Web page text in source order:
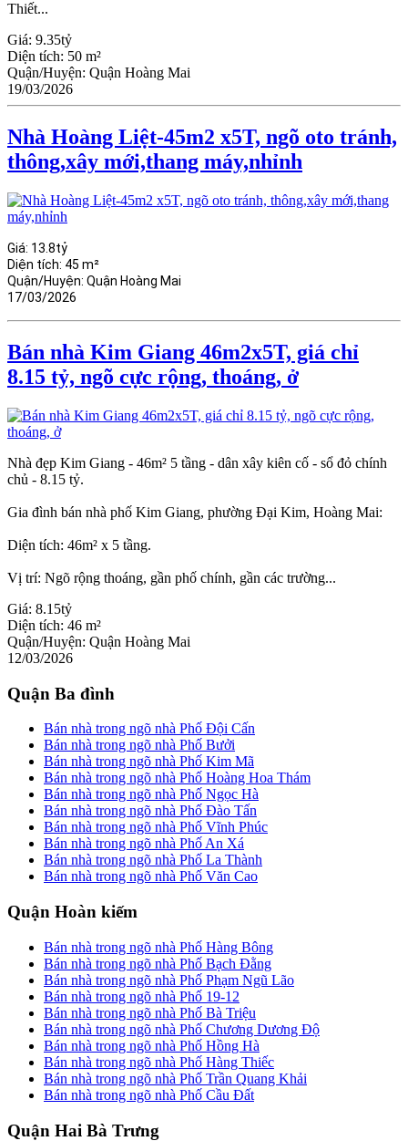
Thiết...
Giá: 9.35tỷ
Diện tích: 50 m²
Quận/Huyện: Quận Hoàng Mai
19/03/2026
Nhà Hoàng Liệt-45m2 x5T, ngõ oto tránh,
thông,xây mới,thang máy,nhỉnh
Giá: 13.8tỷ
Diện tích: 45 m²
Quận/Huyện: Quận Hoàng Mai
17/03/2026
Bán nhà Kim Giang 46m2x5T, giá chỉ
8.15 tỷ, ngõ cực rộng, thoáng, ở
Nhà đẹp Kim Giang - 46m² 5 tầng - dân xây kiên cố - sổ đỏ chính
chủ - 8.15 tỷ.
Gia đình bán nhà phố Kim Giang, phường Đại Kim, Hoàng Mai:
Diện tích: 46m² x 5 tầng.
Vị trí: Ngõ rộng thoáng, gần phố chính, gần các trường...
Giá: 8.15tỷ
Diện tích: 46 m²
Quận/Huyện: Quận Hoàng Mai
12/03/2026
Quận Ba đình
Bán nhà trong ngõ nhà Phố Đội Cấn
Bán nhà trong ngõ nhà Phố Bưởi
Bán nhà trong ngõ nhà Phố Kim Mã
Bán nhà trong ngõ nhà Phố Hoàng Hoa Thám
Bán nhà trong ngõ nhà Phố Ngọc Hà
Bán nhà trong ngõ nhà Phố Đào Tấn
Bán nhà trong ngõ nhà Phố Vĩnh Phúc
Bán nhà trong ngõ nhà Phố An Xá
Bán nhà trong ngõ nhà Phố La Thành
Bán nhà trong ngõ nhà Phố Văn Cao
Quận Hoàn kiếm
Bán nhà trong ngõ nhà Phố Hàng Bông
Bán nhà trong ngõ nhà Phố Bạch Đằng
Bán nhà trong ngõ nhà Phố Phạm Ngũ Lão
Bán nhà trong ngõ nhà Phố 19-12
Bán nhà trong ngõ nhà Phố Bà Triệu
Bán nhà trong ngõ nhà Phố Chương Dương Độ
Bán nhà trong ngõ nhà Phố Hồng Hà
Bán nhà trong ngõ nhà Phố Hàng Thiếc
Bán nhà trong ngõ nhà Phố Trần Quang Khải
Bán nhà trong ngõ nhà Phố Cầu Đất
Quận Hai Bà Trưng